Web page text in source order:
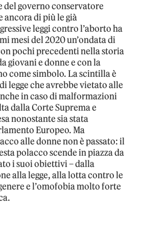
governo conservatore
di più le già
leggi contro l’aborto ha
mesi del 2020 un’ondata di
pochi precedenti nella storia
giovani e donne e con la
come simbolo. La scintilla è
legge che avrebbe vietato alle
in caso di malformazioni
dalla Corte Suprema e
nonostante sia stata
Europeo. Ma
alle donne non è passato: il
polacco scende in piazza da
i suoi obiettivi – dalla
alla legge, alla lotta contro le
e l’omofobia molto forte